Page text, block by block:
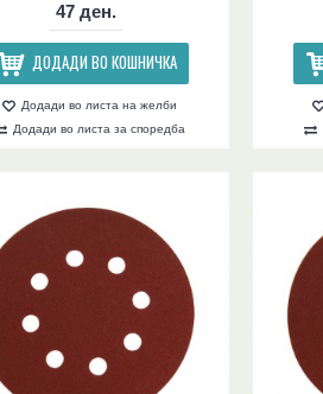
47 ден.
ДОДАДИ ВО КОШНИЧКА
Додади во листа на желби
Додади во листа за споредба